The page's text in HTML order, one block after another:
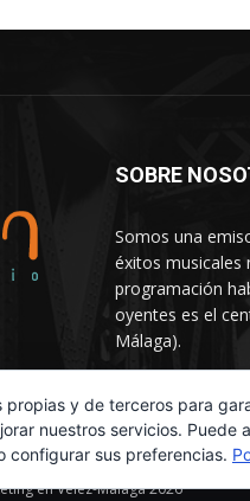
SOBRE
Somos una
éxitos musicales
programación
oyentes es el
Málaga).
en Vélez-Málaga 2026
propias y de terceros para
nuestros servicios.
configurar sus preferencias.